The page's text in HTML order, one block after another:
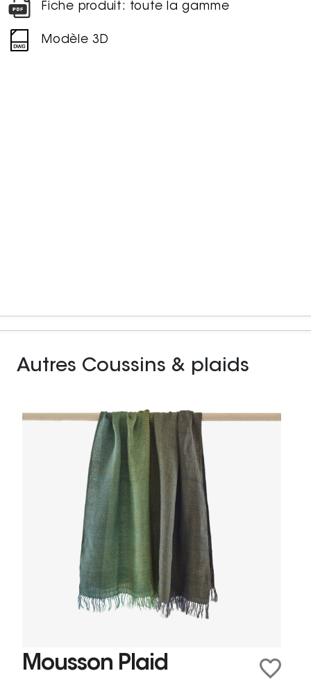
Fiche produit: toute la gamme
Modèle 3D
Autres Coussins & plaids
Mousson Plaid